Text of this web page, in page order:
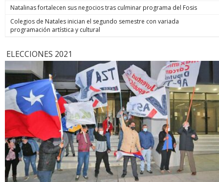
Natalinas fortalecen sus negocios tras culminar programa del Fosis
Colegios de Natales inician el segundo semestre con variada
programación artística y cultural
ELECCIONES 2021